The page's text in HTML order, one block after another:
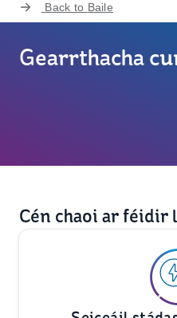
Back to Baile
Gearrthacha
Cén chaoi ar féidir